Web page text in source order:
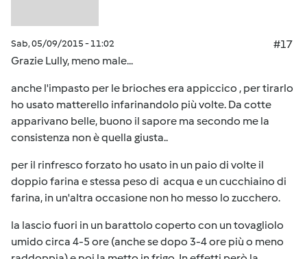
Sab, 05/09/2015 - 11:02
#17
Grazie Lully, meno male...
anche l'impasto per le brioches era appiccico , per tirarlo
ho usato matterello infarinandolo più volte. Da cotte
apparivano belle, buono il sapore ma secondo me la
consistenza non è quella giusta..
per il rinfresco forzato ho usato in un paio di volte il
doppio farina e stessa peso di acqua e un cucchiaino di
farina, in un'altra occasione non ho messo lo zucchero.
la lascio fuori in un barattolo coperto con un tovagliolo
umido circa 4-5 ore (anche se dopo 3-4 ore più o meno